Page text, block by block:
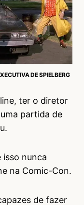
DE SPIELBERG
ter o diretor
partida de
isso nunca
na Comic-Con.
de fazer